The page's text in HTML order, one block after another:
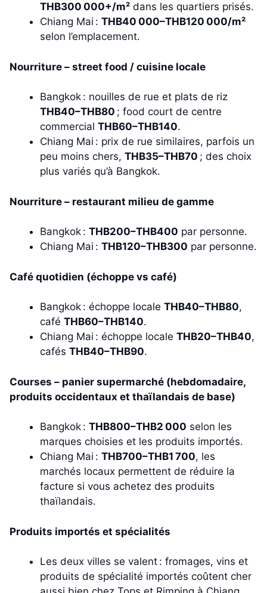
THB300 000+/m² dans les quartiers prisés.
Chiang Mai : THB40 000–THB120 000/m²
selon l’emplacement.
Nourriture – street food / cuisine locale
Bangkok : nouilles de rue et plats de riz
THB40–THB80 ; food court de centre
commercial THB60–THB140.
Chiang Mai : prix de rue similaires, parfois un
peu moins chers, THB35–THB70 ; des choix
plus variés qu’à Bangkok.
Nourriture – restaurant milieu de gamme
Bangkok : THB200–THB400 par personne.
Chiang Mai : THB120–THB300 par personne.
Café quotidien (échoppe vs café)
Bangkok : échoppe locale THB40–THB80,
café THB60–THB140.
Chiang Mai : échoppe locale THB20–THB40,
cafés THB40–THB90.
Courses – panier supermarché (hebdomadaire,
produits occidentaux et thaïlandais de base)
Bangkok : THB800–THB2 000 selon les
marques choisies et les produits importés.
Chiang Mai : THB700–THB1 700, les
marchés locaux permettent de réduire la
facture si vous achetez des produits
thaïlandais.
Produits importés et spécialités
Les deux villes se valent : fromages, vins et
produits de spécialité importés coûtent cher